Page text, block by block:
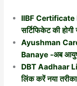
IIBF Certificate
सर्टिफिकेट की
Ayushman
Banaye -अब
DBT Aadhaar
लिंक करें नया